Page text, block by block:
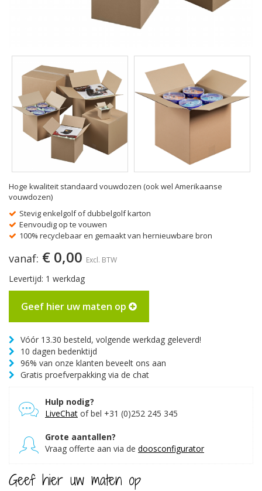
Hoge kwaliteit standaard vouwdozen (ook wel Amerikaanse
vouwdozen)
Stevig enkelgolf of dubbelgolf karton
Eenvoudig op te vouwen
100% recyclebaar en gemaakt van hernieuwbare bron
vanaf: € 0,00 Excl. BTW
Levertijd: 1 werkdag
Geef hier uw maten op
Vóór 13.30 besteld, volgende werkdag geleverd!
10 dagen bedenktijd
96% van onze klanten beveelt ons aan
Gratis proefverpakking via de chat
Hulp nodig?
LiveChat of bel +31 (0)252 245 345
Grote aantallen?
Vraag offerte aan via de doosconfigurator
Geef hier uw maten op